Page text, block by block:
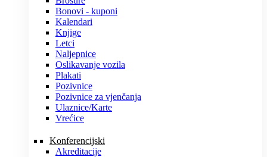
Bonovi - kuponi
Kalendari
Knjige
Letci
Naljepnice
Oslikavanje vozila
Plakati
Pozivnice
Pozivnice za vjenčanja
Ulaznice/Karte
Vrećice
Konferencijski
Akreditacije